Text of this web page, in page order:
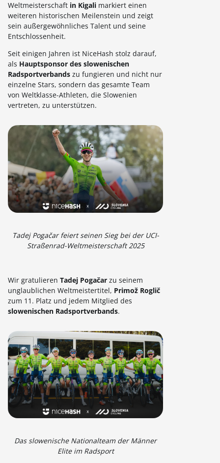
Weltmeisterschaft in Kigali markiert einen
weiteren historischen Meilenstein und zeigt
sein außergewöhnliches Talent und seine
Entschlossenheit.
Seit einigen Jahren ist NiceHash stolz darauf,
als Hauptsponsor des slowenischen
Radsportverbands zu fungieren und nicht nur
einzelne Stars, sondern das gesamte Team
von Weltklasse-Athleten, die Slowenien
vertreten, zu unterstützen.
Tadej Pogačar feiert seinen Sieg bei der UCI-
Straßenrad-Weltmeisterschaft 2025
Wir gratulieren Tadej Pogačar zu seinem
unglaublichen Weltmeistertitel, Primož Roglič
zum 11. Platz und jedem Mitglied des
slowenischen Radsportverbands.
Das slowenische Nationalteam der Männer
Elite im Radsport